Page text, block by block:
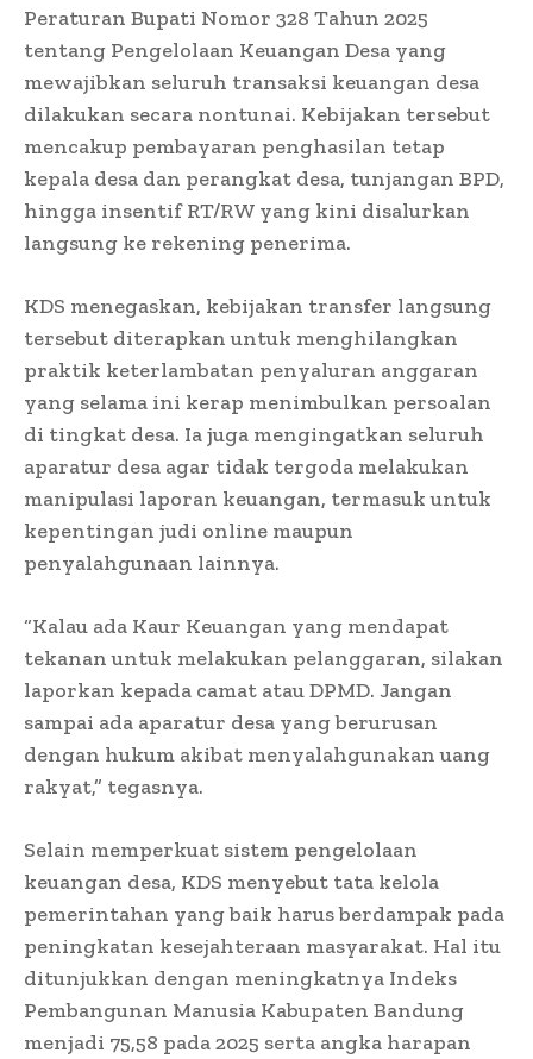
Peraturan Bupati Nomor 328 Tahun 2025
tentang Pengelolaan Keuangan Desa yang
mewajibkan seluruh transaksi keuangan desa
dilakukan secara nontunai. Kebijakan tersebut
mencakup pembayaran penghasilan tetap
kepala desa dan perangkat desa, tunjangan BPD,
hingga insentif RT/RW yang kini disalurkan
langsung ke rekening penerima.
KDS menegaskan, kebijakan transfer langsung
tersebut diterapkan untuk menghilangkan
praktik keterlambatan penyaluran anggaran
yang selama ini kerap menimbulkan persoalan
di tingkat desa. Ia juga mengingatkan seluruh
aparatur desa agar tidak tergoda melakukan
manipulasi laporan keuangan, termasuk untuk
kepentingan judi online maupun
penyalahgunaan lainnya.
“Kalau ada Kaur Keuangan yang mendapat
tekanan untuk melakukan pelanggaran, silakan
laporkan kepada camat atau DPMD. Jangan
sampai ada aparatur desa yang berurusan
dengan hukum akibat menyalahgunakan uang
rakyat,” tegasnya.
Selain memperkuat sistem pengelolaan
keuangan desa, KDS menyebut tata kelola
pemerintahan yang baik harus berdampak pada
peningkatan kesejahteraan masyarakat. Hal itu
ditunjukkan dengan meningkatnya Indeks
Pembangunan Manusia Kabupaten Bandung
menjadi 75,58 pada 2025 serta angka harapan